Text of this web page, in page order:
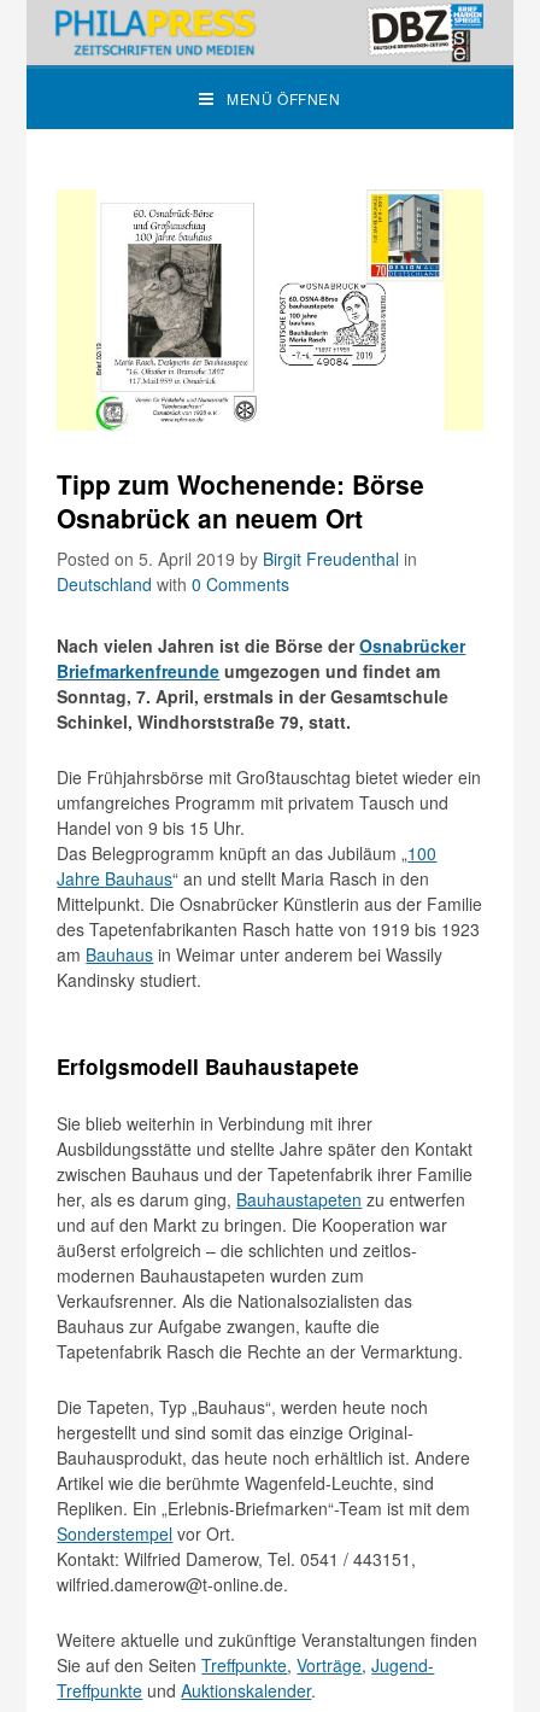
MENÜ ÖFFNEN
Tipp zum Wochenende: Börse
Osnabrück an neuem Ort
Posted on 5. April 2019by Birgit Freudenthal in
Deutschland with0 Comments
Nach vielen Jahren ist die Börse derOsnabrücker
Briefmarkenfreunde umgezogen und findet am
Sonntag, 7. April, erstmals in der Gesamtschule
Schinkel, Windhorststraße 79, statt.
Die Frühjahrsbörse mit Großtauschtag bietet wieder ein
umfangreiches Programm mit privatem Tausch und
Handel von 9 bis 15 Uhr.
Das Belegprogramm knüpft an das Jubiläum „100
Jahre Bauhaus“ an und stellt Maria Rasch in den
Mittelpunkt. Die Osnabrücker Künstlerin aus der Familie
des Tapetenfabrikanten Rasch hatte von 1919 bis 1923
am Bauhaus in Weimar unter anderem bei Wassily
Kandinsky studiert.
Erfolgsmodell Bauhaustapete
Sie blieb weiterhin in Verbindung mit ihrer
Ausbildungsstätte und stellte Jahre später den Kontakt
zwischen Bauhaus und der Tapetenfabrik ihrer Familie
her, als es darum ging, Bauhaustapeten zu entwerfen
und auf den Markt zu bringen. Die Kooperation war
äußerst erfolgreich – die schlichten und zeitlos-
modernen Bauhaustapeten wurden zum
Verkaufsrenner. Als die Nationalsozialisten das
Bauhaus zur Aufgabe zwangen, kaufte die
Tapetenfabrik Rasch die Rechte an der Vermarktung.
Die Tapeten, Typ „Bauhaus“, werden heute noch
hergestellt und sind somit das einzige Original-
Bauhausprodukt, das heute noch erhältlich ist. Andere
Artikel wie die berühmte Wagenfeld-Leuchte, sind
Repliken. Ein „Erlebnis-Briefmarken“-Team ist mit dem
Sonderstempel vor Ort.
Kontakt: Wilfried Damerow, Tel. 0541 / 443151,
wilfried.damerow@t-online.de.
Weitere aktuelle und zukünftige Veranstaltungen finden
Sie auf den SeitenTreffpunkte,Vorträge,Jugend-
Treffpunkte undAuktionskalender.